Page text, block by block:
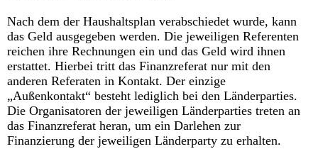
Nach dem der Haushaltsplan verabschiedet wurde, kann
das Geld ausgegeben werden. Die jeweiligen Referenten
reichen ihre Rechnungen ein und das Geld wird ihnen
erstattet. Hierbei tritt das Finanzreferat nur mit den
anderen Referaten in Kontakt. Der einzige
„Außenkontakt“ besteht lediglich bei den Länderparties.
Die Organisatoren der jeweiligen Länderparties treten an
das Finanzreferat heran, um ein Darlehen zur
Finanzierung der jeweiligen Länderparty zu erhalten.